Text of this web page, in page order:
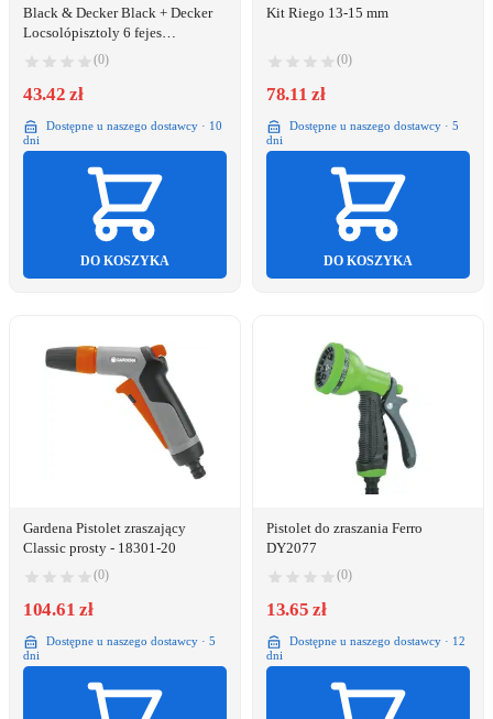
Black & Decker Black + Decker
Locsolópisztoly 6 fejes
(0)
43.42 zł
Dostępne u naszego dostawcy · 10
dni
DO KOSZYKA
Kit Riego 13-15 mm
(0)
78.11 zł
Dostępne u naszego dostawcy · 5
dni
DO KOSZYKA
Gardena Pistolet zraszający
Classic prosty - 18301-20
(0)
104.61 zł
Dostępne u naszego dostawcy · 5
dni
Pistolet do zraszania Ferro
DY2077
(0)
13.65 zł
Dostępne u naszego dostawcy · 12
dni